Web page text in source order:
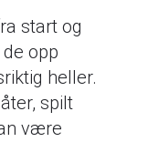
start og
opp
heller.
spilt
være